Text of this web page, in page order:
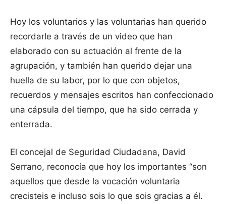
Hoy los voluntarios y las voluntarias han querido
recordarle a través de un video que han
elaborado con su actuación al frente de la
agrupación, y también han querido dejar una
huella de su labor, por lo que con objetos,
recuerdos y mensajes escritos han confeccionado
una cápsula del tiempo, que ha sido cerrada y
enterrada.
El concejal de Seguridad Ciudadana, David
Serrano, reconocía que hoy los importantes “son
aquellos que desde la vocación voluntaria
crecisteis e incluso sois lo que sois gracias a él.